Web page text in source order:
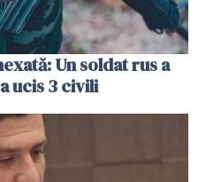
Un soldat rus a
ucis 3 civili